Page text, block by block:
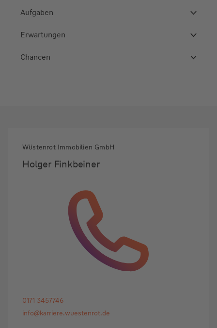
Aufgaben
Erwartungen
Chancen
Wüstenrot Immobilien GmbH
Holger Finkbeiner
0171 3457746
info@karriere.wuestenrot.de